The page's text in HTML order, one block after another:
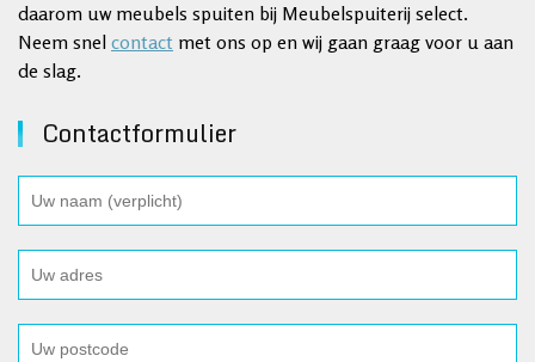
daarom uw meubels spuiten bij Meubelspuiterij select.
Neem snel contact met ons op en wij gaan graag voor u aan
de slag.
Contactformulier